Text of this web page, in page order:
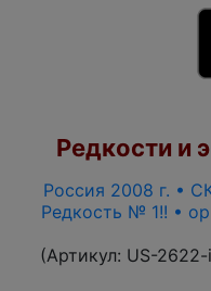
Редкости и
Россия 2008 г. •
Редкость № 1!! •
(Артикул: US-